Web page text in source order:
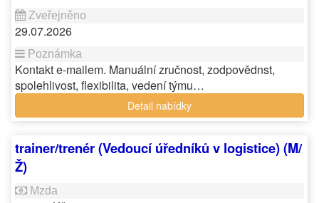
29.07.2026
Kontakt e-mailem. Manuální zručnost, zodpovědnst,
spolehlivost, flexibilita, vedení týmu…
Detail nabídky
trainer/trenér (Vedoucí úředníků v logistice) (M/
Ž)